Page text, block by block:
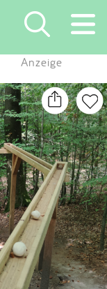
×
Anzeige